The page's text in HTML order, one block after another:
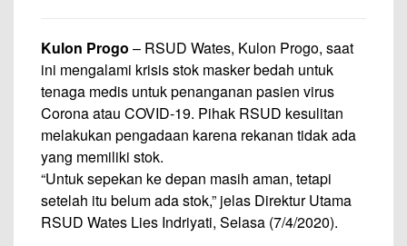
Kulon Progo – RSUD Wates, Kulon Progo, saat
ini mengalami krisis stok masker bedah untuk
tenaga medis untuk penanganan pasien virus
Corona atau COVID-19. Pihak RSUD kesulitan
melakukan pengadaan karena rekanan tidak ada
yang memiliki stok.
“Untuk sepekan ke depan masih aman, tetapi
setelah itu belum ada stok,” jelas Direktur Utama
RSUD Wates Lies Indriyati, Selasa (7/4/2020).